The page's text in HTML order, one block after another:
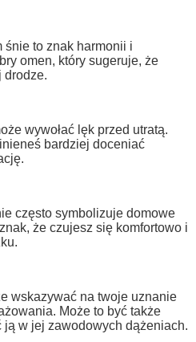
śnie to znak harmonii i
omen, który sugeruje, że
drodze.
wywołać lęk przed utratą.
bardziej doceniać
często symbolizuje domowe
że czujesz się komfortowo i
wskazywać na twoje uznanie
Może to być także
w jej zawodowych dążeniach.